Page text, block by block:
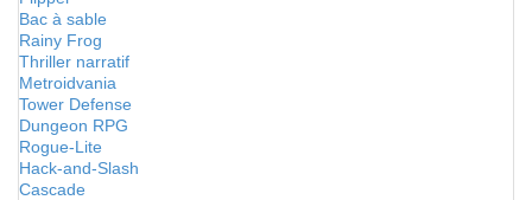
Bac à sable
Rainy Frog
Thriller narratif
Metroidvania
Tower Defense
Dungeon RPG
Rogue-Lite
Hack-and-Slash
Cascade